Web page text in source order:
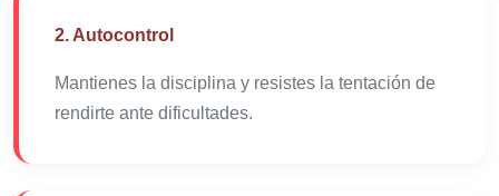
2. Autocontrol
Mantienes la disciplina y resistes la tentación de
rendirte ante dificultades.